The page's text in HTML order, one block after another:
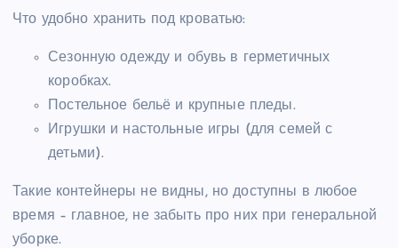
Что удобно хранить под кроватью:
Сезонную одежду и обувь в герметичных
коробках.
Постельное бельё и крупные пледы.
Игрушки и настольные игры (для семей с
детьми).
Такие контейнеры не видны, но доступны в любое
время – главное, не забыть про них при генеральной
уборке.